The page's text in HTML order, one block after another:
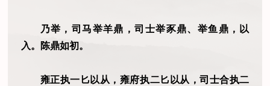
乃举，司马举羊鼎，司士举豕鼎、举鱼鼎，以
入。陈鼎如初。
雍正执一匕以从，雍府执二匕以从，司士合执二